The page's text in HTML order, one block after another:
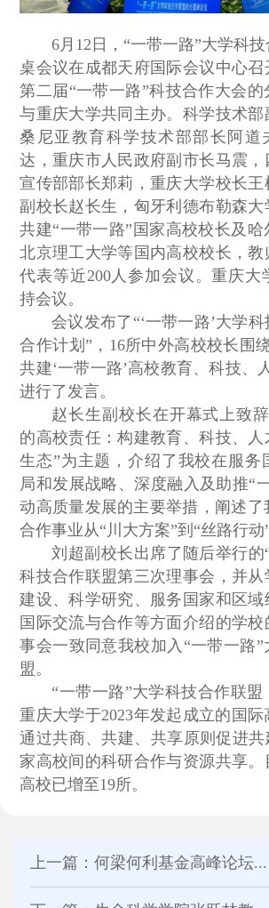
6月12日，“一带一路”大学科
桌会议在成都天府国际会议中心
第二届“一带一路”科技合作大会
与重庆大学共同主办。科学技术部
桑尼亚教育科学技术部部长阿道
达，重庆市人民政府副市长马震，
宣传部部长郑莉，重庆大学校长
副校长赵长生，匈牙利德布勒森
共建“一带一路”国家高校校长及哈
北京理工大学等国内高校校长，教
代表等近200人参加会议。重庆大
持会议。
会议发布了“‘一带一路’大学
合作计划”，16所中外高校校长围
共建‘一带一路’高校教育、科技、
进行了发言。
赵长生副校长在开幕式上致
的高校责任：构建教育、科技、
生态”为主题，介绍了我校在服务
局和发展战略、深度融入及助推“
动高质量发展的主要举措，阐述
合作事业从“川大方案”到“丝路行动
刘超副校长出席了随后举行的
科技合作联盟第三次理事会，并
建设、科学研究、服务国家和区域
国际交流与合作等方面介绍的学
事会一致同意我校加入“一带一路
盟。
“一带一路”大学科技合作联盟
重庆大学于2023年发起成立的国
通过共商、共建、共享原则促进共
家高校间的科研合作与资源共享。
高校已增至19所。
上一篇：何梁何利基金高峰论坛...